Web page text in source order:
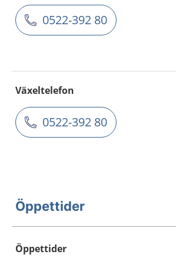
0522-392 80
Växeltelefon
0522-392 80
Öppettider
Öppettider